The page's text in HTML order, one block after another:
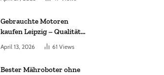
Molekül + Metall“
Gebrauchte Motoren
kaufen Leipzig – Qualität,
Garantie und weltweite
Lieferung im Fokus
April 13, 2026 61 Views
Bester Mähroboter ohne